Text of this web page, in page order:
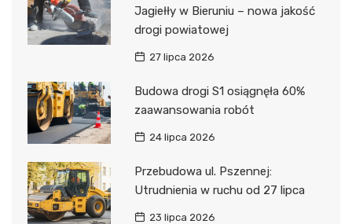
Jagiełły w Bieruniu – nowa jakość
drogi powiatowej
27 lipca 2026
Budowa drogi S1 osiągnęła 60%
zaawansowania robót
24 lipca 2026
Przebudowa ul. Pszennej:
Utrudnienia w ruchu od 27 lipca
23 lipca 2026